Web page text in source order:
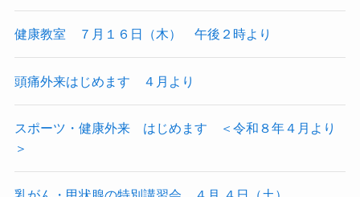
健康教室 ７月１６日（木） 午後２時より
頭痛外来はじめます ４月より
スポーツ・健康外来 はじめます ＜令和８年４月より
＞